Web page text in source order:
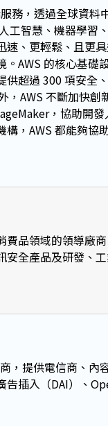
務，透過全球資料
工智慧、機器學習
速、更輕鬆、且更
AWS 的核心基礎
超過 300 項安全
，AWS 不斷加快創
，協助開
，AWS 都能夠協
品領域的領導廠
安全產品及研發、
，提供電信商、內
插入（DAI）、